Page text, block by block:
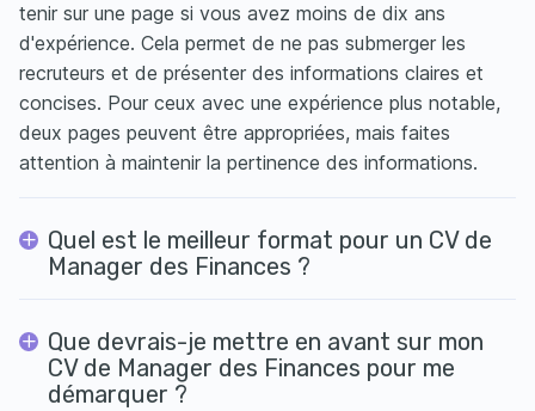
tenir sur une page si vous avez moins de dix ans
d'expérience. Cela permet de ne pas submerger les
recruteurs et de présenter des informations claires et
concises. Pour ceux avec une expérience plus notable,
deux pages peuvent être appropriées, mais faites
attention à maintenir la pertinence des informations.
Quel est le meilleur format pour un CV de
Manager des Finances ?
Que devrais-je mettre en avant sur mon
CV de Manager des Finances pour me
démarquer ?